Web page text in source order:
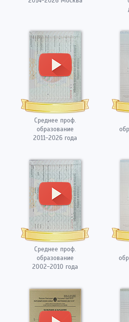
Среднее проф.
образование
2011-2026 года
Среднее проф.
образование
2002-2010 года